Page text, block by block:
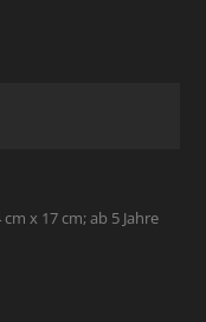
x 17 cm; ab 5 Jahre